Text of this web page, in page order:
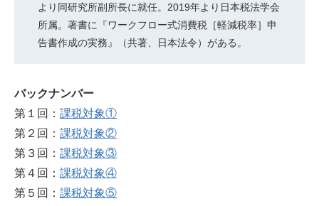
より同研究所副所長に就任。2019年より日本税法学会
所属。著書に『ワークフロー式消費税［軽減税率］申
告書作成の実務』（共著、日本法令）がある。
バックナンバー
第１回： 課税対象①
第２回： 課税対象②
第３回： 課税対象③
第４回： 課税対象④
第５回： 課税対象⑤